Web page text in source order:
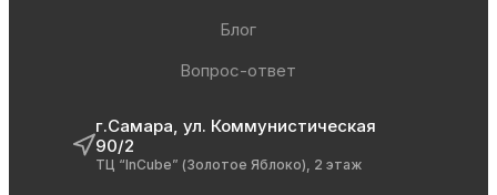
Блог
Вопрос-ответ
г.Самара, ул. Коммунистическая
90/2
ТЦ “InCube” (Золотое Яблоко), 2 этаж